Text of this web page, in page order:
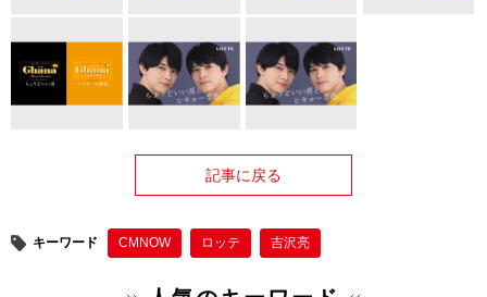
記事に戻る
キーワード CMNOW ロッテ 吉沢亮